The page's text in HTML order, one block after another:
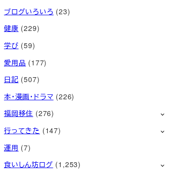
ブログいろいろ (23)
健康 (229)
学び (59)
愛用品 (177)
日記 (507)
本・漫画・ドラマ (226)
福岡移住 (276)
行ってきた (147)
運用 (7)
食いしん坊ログ (1,253)